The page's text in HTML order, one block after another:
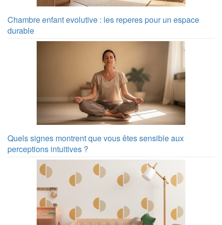
Chambre enfant evolutive : les reperes pour un espace
durable
Quels signes montrent que vous êtes sensible aux
perceptions intuitives ?